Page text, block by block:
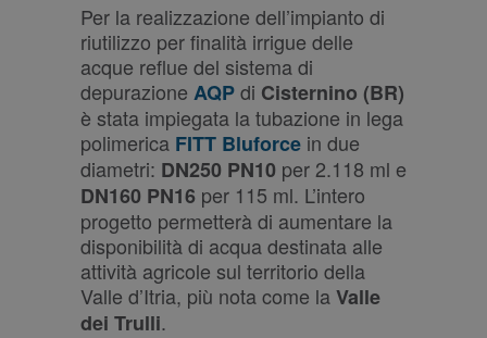
Per la realizzazione dell’impianto di
riutilizzo per finalità irrigue delle
acque reflue del sistema di
depurazione AQPdi Cisternino (BR)
è stata impiegata la tubazione in lega
polimerica FITT Bluforce in due
diametri: DN250 PN10 per 2.118 ml e
DN160 PN16 per 115 ml. L’intero
progetto permetterà di aumentare la
disponibilità di acqua destinata alle
attività agricole sul territorio della
Valle d’Itria, più nota come la Valle
dei Trulli.